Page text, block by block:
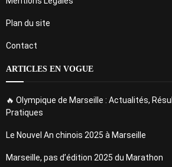
Plan du site
Contact
ARTICLES EN VOGUE
🔥 Olympique de Marseille : Actualités,
Pratiques
Le Nouvel An chinois 2025 à Marseille
Marseille, pas d’édition 2025 du Marathon